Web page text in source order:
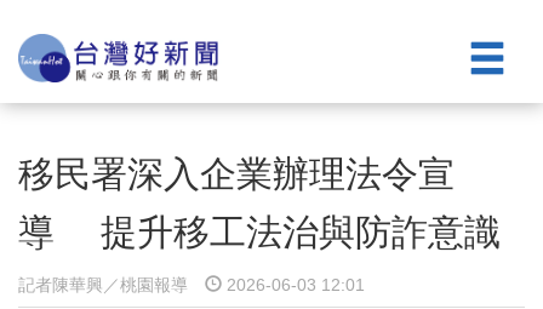
移民署深入企業辦理法令宣
導 提升移工法治與防詐意識
記者陳華興／桃園報導 2026-06-03 12:01